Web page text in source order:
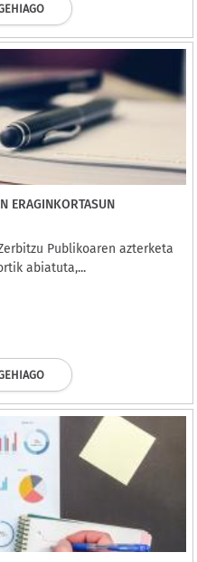
ERAGINKORTASUN
Publikoaren azterketa
abiatuta,...